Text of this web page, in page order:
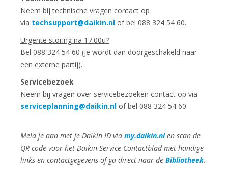
Neem bij technische vragen contact op
via techsupport@daikin.nl of bel 088 324 54 60.
Urgente storing na 17:00u?
Bel 088 324 54 60 (je wordt dan doorgeschakeld naar
een externe partij).
Servicebezoek
Neem bij vragen over servicebezoeken contact op via
serviceplanning@daikin.nl of bel 088 324 54 60.
Meld je aan met je Daikin ID via my.daikin.nlen scan de
QR-code voor het Daikin Service Contactblad met handige
links en contactgegevens of ga direct naar de Bibliotheek.